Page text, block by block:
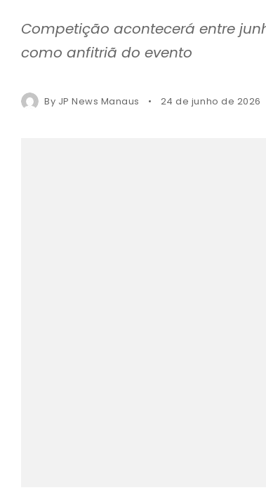
Competição acontecerá entre
como anfitriã do evento
By JP News Manaus 24 de junho de 2026